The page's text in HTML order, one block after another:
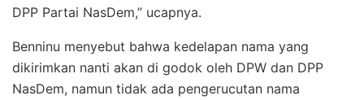
DPP Partai NasDem,” ucapnya.
Benninu menyebut bahwa kedelapan nama yang
dikirimkan nanti akan di godok oleh DPW dan DPP
NasDem, namun tidak ada pengerucutan nama